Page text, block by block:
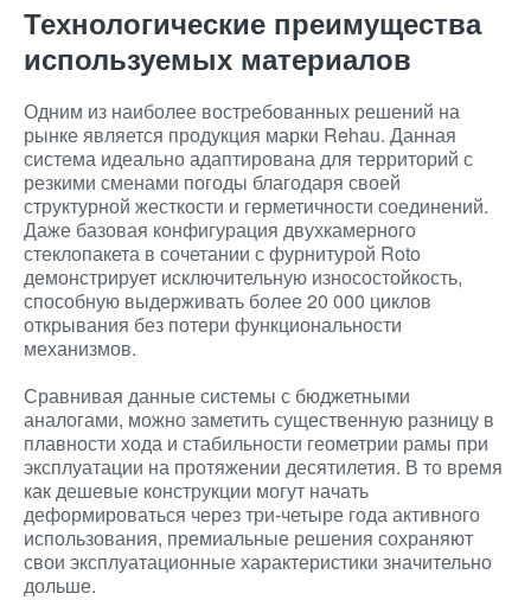
Технологические преимущества
используемых материалов
Одним из наиболее востребованных решений на
рынке является продукция марки Rehau. Данная
система идеально адаптирована для территорий с
резкими сменами погоды благодаря своей
структурной жесткости и герметичности соединений.
Даже базовая конфигурация двухкамерного
стеклопакета в сочетании с фурнитурой Roto
демонстрирует исключительную износостойкость,
способную выдерживать более 20 000 циклов
открывания без потери функциональности
механизмов.
Сравнивая данные системы с бюджетными
аналогами, можно заметить существенную разницу в
плавности хода и стабильности геометрии рамы при
эксплуатации на протяжении десятилетия. В то время
как дешевые конструкции могут начать
деформироваться через три-четыре года активного
использования, премиальные решения сохраняют
свои эксплуатационные характеристики значительно
дольше.